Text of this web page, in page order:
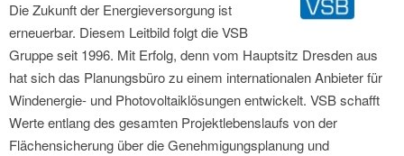
Die Zukunft der Energieversorgung ist
erneuerbar. Diesem Leitbild folgt die VSB
Gruppe seit 1996. Mit Erfolg, denn vom Hauptsitz Dresden aus
hat sich das Planungsbüro zu einem internationalen Anbieter für
Windenergie- und Photovoltaiklösungen entwickelt. VSB schafft
Werte entlang des gesamten Projektlebenslaufs von der
Flächensicherung über die Genehmigungsplanung und